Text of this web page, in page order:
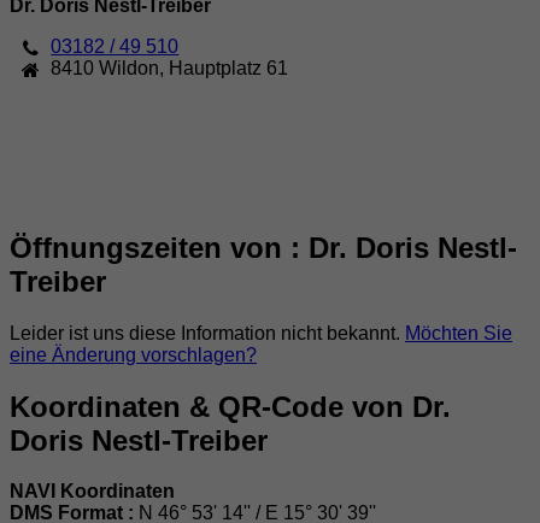
Dr. Doris Nestl-Treiber
03182 / 49 510
8410 Wildon, Hauptplatz 61
Öffnungszeiten von : Dr. Doris Nestl-
Treiber
Leider ist uns diese Information nicht bekannt. Möchten Sie
eine Änderung vorschlagen?
Koordinaten & QR-Code von Dr.
Doris Nestl-Treiber
NAVI Koordinaten
DMS Format : N 46° 53' 14'' / E 15° 30' 39''